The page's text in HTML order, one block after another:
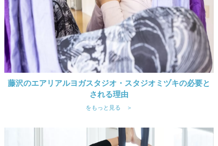
藤沢のエアリアルヨガスタジオ・スタジオミヅキの必要と
される理由
をもっと見る ＞